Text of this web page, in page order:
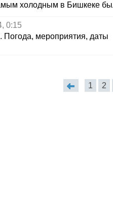
холодным в Бишкеке
0:15
Погода, мероприятия, даты
1 2